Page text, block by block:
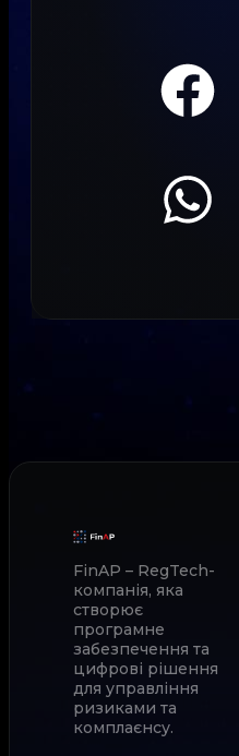
FinAP – RegTech-
компанія, яка
створює
програмне
забезпечення та
цифрові рішення
для управління
ризиками та
комплаєнсу.